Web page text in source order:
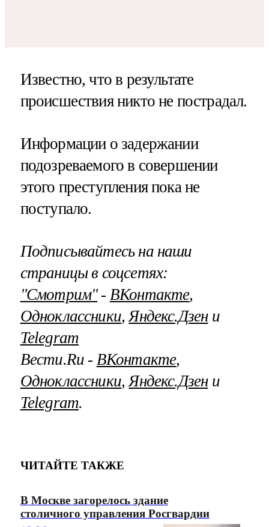
Известно, что в результате
происшествия никто не пострадал.
Информации о задержании
подозреваемого в совершении
этого преступления пока не
поступало.
Подписывайтесь на наши
страницы в соцсетях:
"Смотрим"‐ ВКонтакте,
Одноклассники,Яндекс.Дзени
Telegram
Вести.Ru ‐ ВКонтакте,
Одноклассники,Яндекс.Дзени
Telegram.
ЧИТАЙТЕ ТАКЖЕ
В Москве загорелось здание
столичного управления Росгвардии